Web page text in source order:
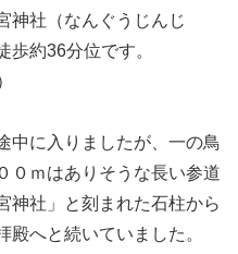
社（なんぐうじんじ
歩約36分位です。
に入りましたが、一の鳥
０ｍはありそうな長い参道
神社」と刻まれた石柱から
へと続いていました。